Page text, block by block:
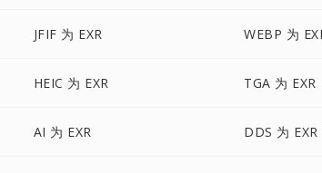
JFIF 为 EXR WEBP 为
HEIC 为 EXR TGA 为 EXR
AI 为 EXR DDS 为 EXR